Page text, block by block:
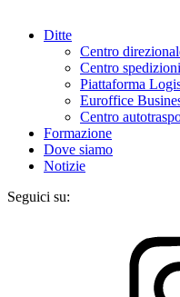
Ditte
Centro
Centro
Piattaforma
Euroffice
Centro
Formazione
Dove siamo
Notizie
Seguici su: